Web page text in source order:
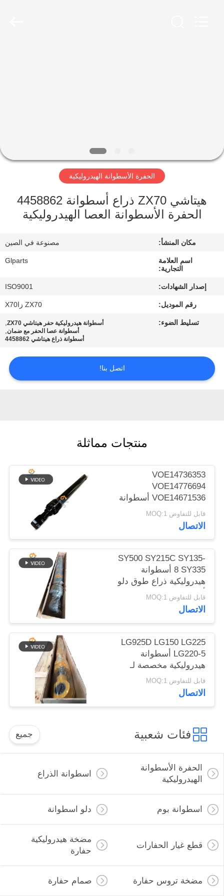
معلومات
جولة
المصنع
مراقبة
الجودة
اتصل
أخبار
سياسة
الخصوصية
الحفرة الأسطوانة الهيدروليكية
هيتاشي ZX70 ذراع أسطوانة 4458862
الحفرة الأسطوانة العصا الهيدروليكية
مكان المنشأ: مصنوعة في الصين
اسم العلامة
التجارية:
Glparts
إصدار الشهادات: ISO9001
رقم الموديل: ZX70 زاX70
تسليط الضوء: أسطوانة هيدروليكية حفر هيتاشي ZX70 ,
أسطوانة عصا الحفر مع ضمان,
أسطوانة ذراع هيتاشي 4458862
اتصل بنا!
منتجات مماثلة
VOE14736353
VOE14776694
VOE14671536 أسطوانة
هيدروليكية بقاء الذراع لـ
EC480D EC480E
EC750E
قابل للتفاوض MOQ:1
الاتصال
SY500 SY215C SY135-
8 SY335 أسطوانة
هيدروليكية ذراع طوق دلو
أسطوانة على الحفرة
قابل للتفاوض MOQ:1
الاتصال
LG925D LG150 LG225
LG220-5 أسطوانة
هيدروليكية مخصصة لـ
Liugong Excavator
قابل للتفاوض MOQ:1
الاتصال
فئات شعبية جميع
الحفرة الأسطوانة
الهيدروليكية
اسطوانة الذراع
اسطوانة بوم دلو اسطوانة
قطع غيار الحفارات
مضخة هيدروليكية
حفارة
مضخة تروس حفارة صمام حفارة